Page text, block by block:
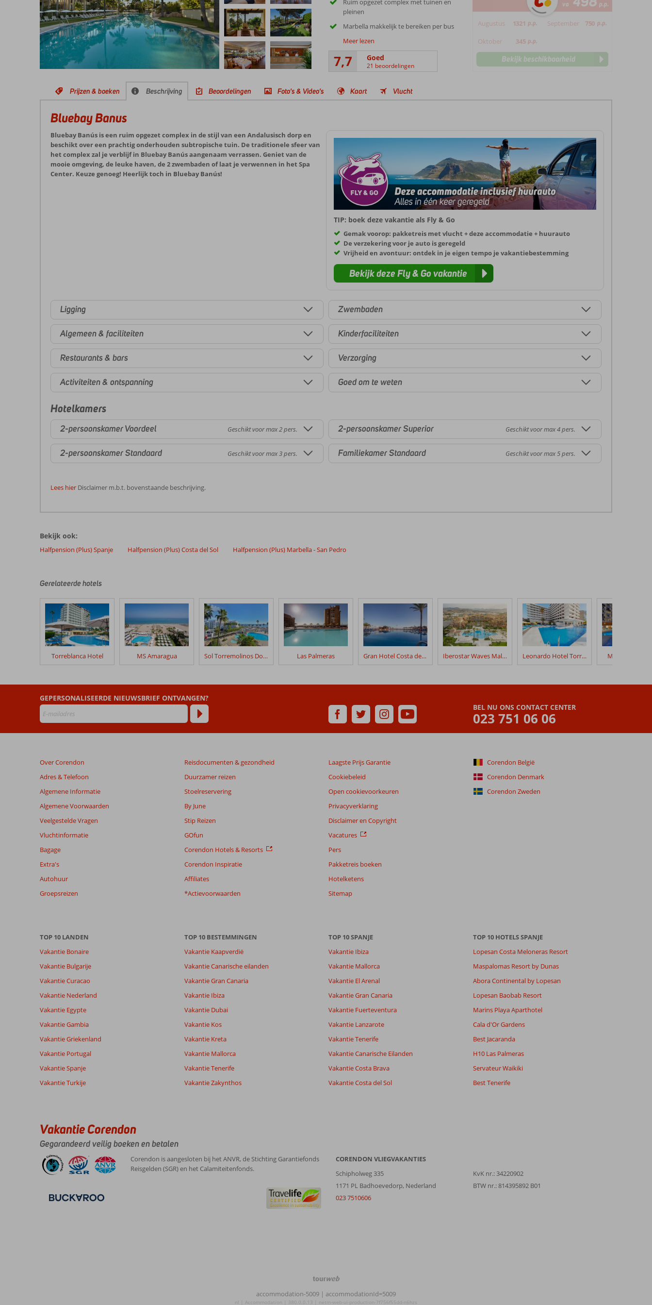
Ruim opgezet complex met tuinen en
pleinen
Marbella makkelijk te bereiken per bus
Meer lezen
7,7 Goed
21 beoordelingen
va p.p.
Augustus 1321 p.p. September 750 p.p.
Oktober 345 p.p.
Bekijk beschikbaarheid
Prijzen & boeken Beschrijving Beoordelingen Foto's & Video's Kaart Vlucht
Bluebay Banus
Bluebay Banús is een ruim opgezet complex in de stijl van een Andalusisch dorp en
beschikt over een prachtig onderhouden subtropische tuin. De traditionele sfeer van
het complex zal je verblijf in Bluebay Banús aangenaam verrassen. Geniet van de
mooie omgeving, de leuke haven, de 2 zwembaden of laat je verwennen in het Spa
Center. Keuze genoeg! Heerlijk toch in Bluebay Banús!
TIP: boek deze vakantie als Fly & Go
Gemak voorop: pakketreis met vlucht + deze accommodatie + huurauto
De verzekering voor je auto is geregeld
Vrijheid en avontuur: ontdek in je eigen tempo je vakantiebestemming
Bekijk deze Fly & Go vakantie
Ligging
Algemeen & faciliteiten
Restaurants & bars
Activiteiten & ontspanning
Zwembaden
Kinderfaciliteiten
Verzorging
Goed om te weten
Hotelkamers
2-persoonskamer Voordeel Geschikt voor max 2 pers.
2-persoonskamer Standaard Geschikt voor max 3 pers.
2-persoonskamer Superior Geschikt voor max 4 pers.
Familiekamer Standaard Geschikt voor max 5 pers.
Lees hier Disclaimer m.b.t. bovenstaande beschrijving.
door
onze
klanten
hun
in
Bluebay
Banus
Beoordelingen
die
ouder
dan
48
maanden
worden
niet
meer
de
relevantie
de
getoonde
te
garanderen.
beoordelingen
Goed
Kindvriendelijk 4,8
Wifi kwaliteit
6,3
Ervaringen
klanten
Filter reisgezelschap
Sorteren op
6,0
Anoniem
Nederland
Met partner
Over
Marbella
-
San
Pedro:
moment
veel
te
doen.
dicht
Algemene indruk
Ligging
Service
Prijs/kwaliteit
Eten
Bekijk ook:
Halfpension (Plus) Spanje Halfpension (Plus) Costa del Sol Halfpension (Plus) Marbella - San Pedro
Gerelateerde hotels
Torreblanca Hotel MS Amaragua Sol Torremolinos Don Pablo Las Palmeras Gran Hotel Costa del Sol Iberostar Waves Malaga Playa Leonardo Hotel Torremolinos Melia Costa del
BEL NU ONS CONTACT CENTER
023 751 06 06
GEPERSONALISEERDE NIEUWSBRIEF ONTVANGEN?
Over Corendon
Adres & Telefoon
Algemene Informatie
Algemene Voorwaarden
Veelgestelde Vragen
Vluchtinformatie
Bagage
Extra's
Autohuur
Groepsreizen
Reisdocumenten & gezondheid
Duurzamer reizen
Stoelreservering
By June
Stip Reizen
GOfun
Corendon Hotels & Resorts
Corendon Inspiratie
Affiliates
*Actievoorwaarden
Laagste Prijs Garantie
Cookiebeleid
Open cookievoorkeuren
Privacyverklaring
Disclaimer en Copyright
Vacatures
Pers
Pakketreis boeken
Hotelketens
Sitemap
Corendon België
Corendon Denmark
Corendon Zweden
TOP 10 LANDEN
Vakantie Bonaire
Vakantie Bulgarije
Vakantie Curacao
Vakantie Nederland
Vakantie Egypte
Vakantie Gambia
Vakantie Griekenland
Vakantie Portugal
Vakantie Spanje
Vakantie Turkije
TOP 10 BESTEMMINGEN
Vakantie Kaapverdië
Vakantie Canarische eilanden
Vakantie Gran Canaria
Vakantie Ibiza
Vakantie Dubai
Vakantie Kos
Vakantie Kreta
Vakantie Mallorca
Vakantie Tenerife
Vakantie Zakynthos
TOP 10 SPANJE
Vakantie Ibiza
Vakantie Mallorca
Vakantie El Arenal
Vakantie Gran Canaria
Vakantie Fuerteventura
Vakantie Lanzarote
Vakantie Tenerife
Vakantie Canarische Eilanden
Vakantie Costa Brava
Vakantie Costa del Sol
TOP 10 HOTELS SPANJE
Lopesan Costa Meloneras Resort
Maspalomas Resort by Dunas
Abora Continental by Lopesan
Lopesan Baobab Resort
Marins Playa Aparthotel
Cala d'Or Gardens
Best Jacaranda
H10 Las Palmeras
Servateur Waikiki
Best Tenerife
Vakantie Corendon
Gegarandeerd veilig boeken en betalen
Corendon is aangesloten bij het ANVR, de Stichting Garantiefonds
Reisgelden (SGR) en het Calamiteitenfonds.
CORENDON VLIEGVAKANTIES
Schipholweg 335
1171 PL Badhoevedorp, Nederland
023 7510606
KvK nr.: 34220902
BTW nr.: 814395892 B01
TourWeb
NetMatch
accommodation-5009 | accommodationId=5009
nl | Accommodation | 380.0.0.13 | netm-web-ui-production-7f756f55dd-n6hzs